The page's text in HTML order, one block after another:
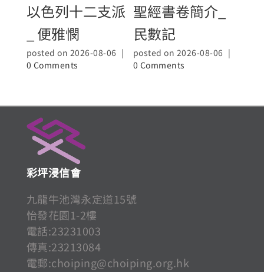
以色列十二支派
_ 便雅憫
posted on 2026-08-06 |
0 Comments
聖經書卷簡介_
民數記
posted on 2026-08-06 |
0 Comments
彩坪浸信會
九龍牛池灣永定道15號
怡發花園1-2樓
電話:23231003
傳真:23213084
電郵:choiping@choiping.org.hk